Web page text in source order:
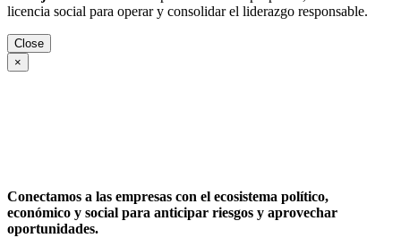
licencia social para operar y consolidar el liderazgo responsable.
Close
×
Conectamos a las empresas con el ecosistema político,
económico y social para anticipar riesgos y aprovechar
oportunidades.